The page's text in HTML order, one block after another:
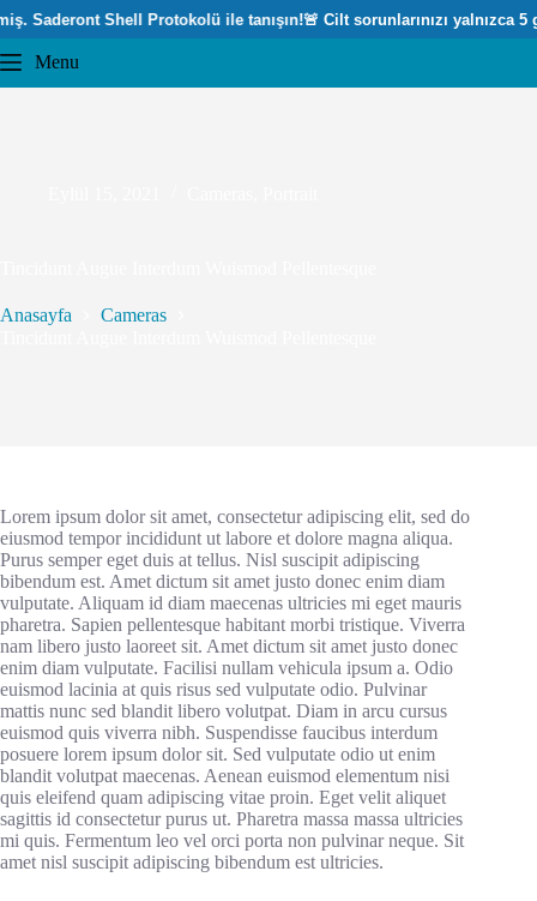
Saderont Shell Protokolü ile tanışın!🚨 Cilt sorunlarınızı yalnızca 5
Menu
Anasayfa
Cameras
Lorem ipsum dolor sit amet, consectetur adipiscing elit, sed do
eiusmod tempor incididunt ut labore et dolore magna aliqua.
Purus semper eget duis at tellus. Nisl suscipit adipiscing
bibendum est. Amet dictum sit amet justo donec enim diam
vulputate. Aliquam id diam maecenas ultricies mi eget mauris
pharetra. Sapien pellentesque habitant morbi tristique. Viverra
nam libero justo laoreet sit. Amet dictum sit amet justo donec
enim diam vulputate. Facilisi nullam vehicula ipsum a. Odio
euismod lacinia at quis risus sed vulputate odio. Pulvinar
mattis nunc sed blandit libero volutpat. Diam in arcu cursus
euismod quis viverra nibh. Suspendisse faucibus interdum
posuere lorem ipsum dolor sit. Sed vulputate odio ut enim
blandit volutpat maecenas. Aenean euismod elementum nisi
quis eleifend quam adipiscing vitae proin. Eget velit aliquet
sagittis id consectetur purus ut. Pharetra massa massa ultricies
mi quis. Fermentum leo vel orci porta non pulvinar neque. Sit
amet nisl suscipit adipiscing bibendum est ultricies.